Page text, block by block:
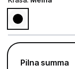
Pilna summa